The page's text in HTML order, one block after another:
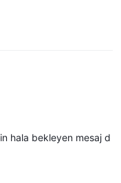
hala bekleyen mesaj d